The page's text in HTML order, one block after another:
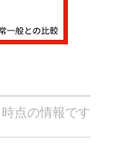
点の情報です